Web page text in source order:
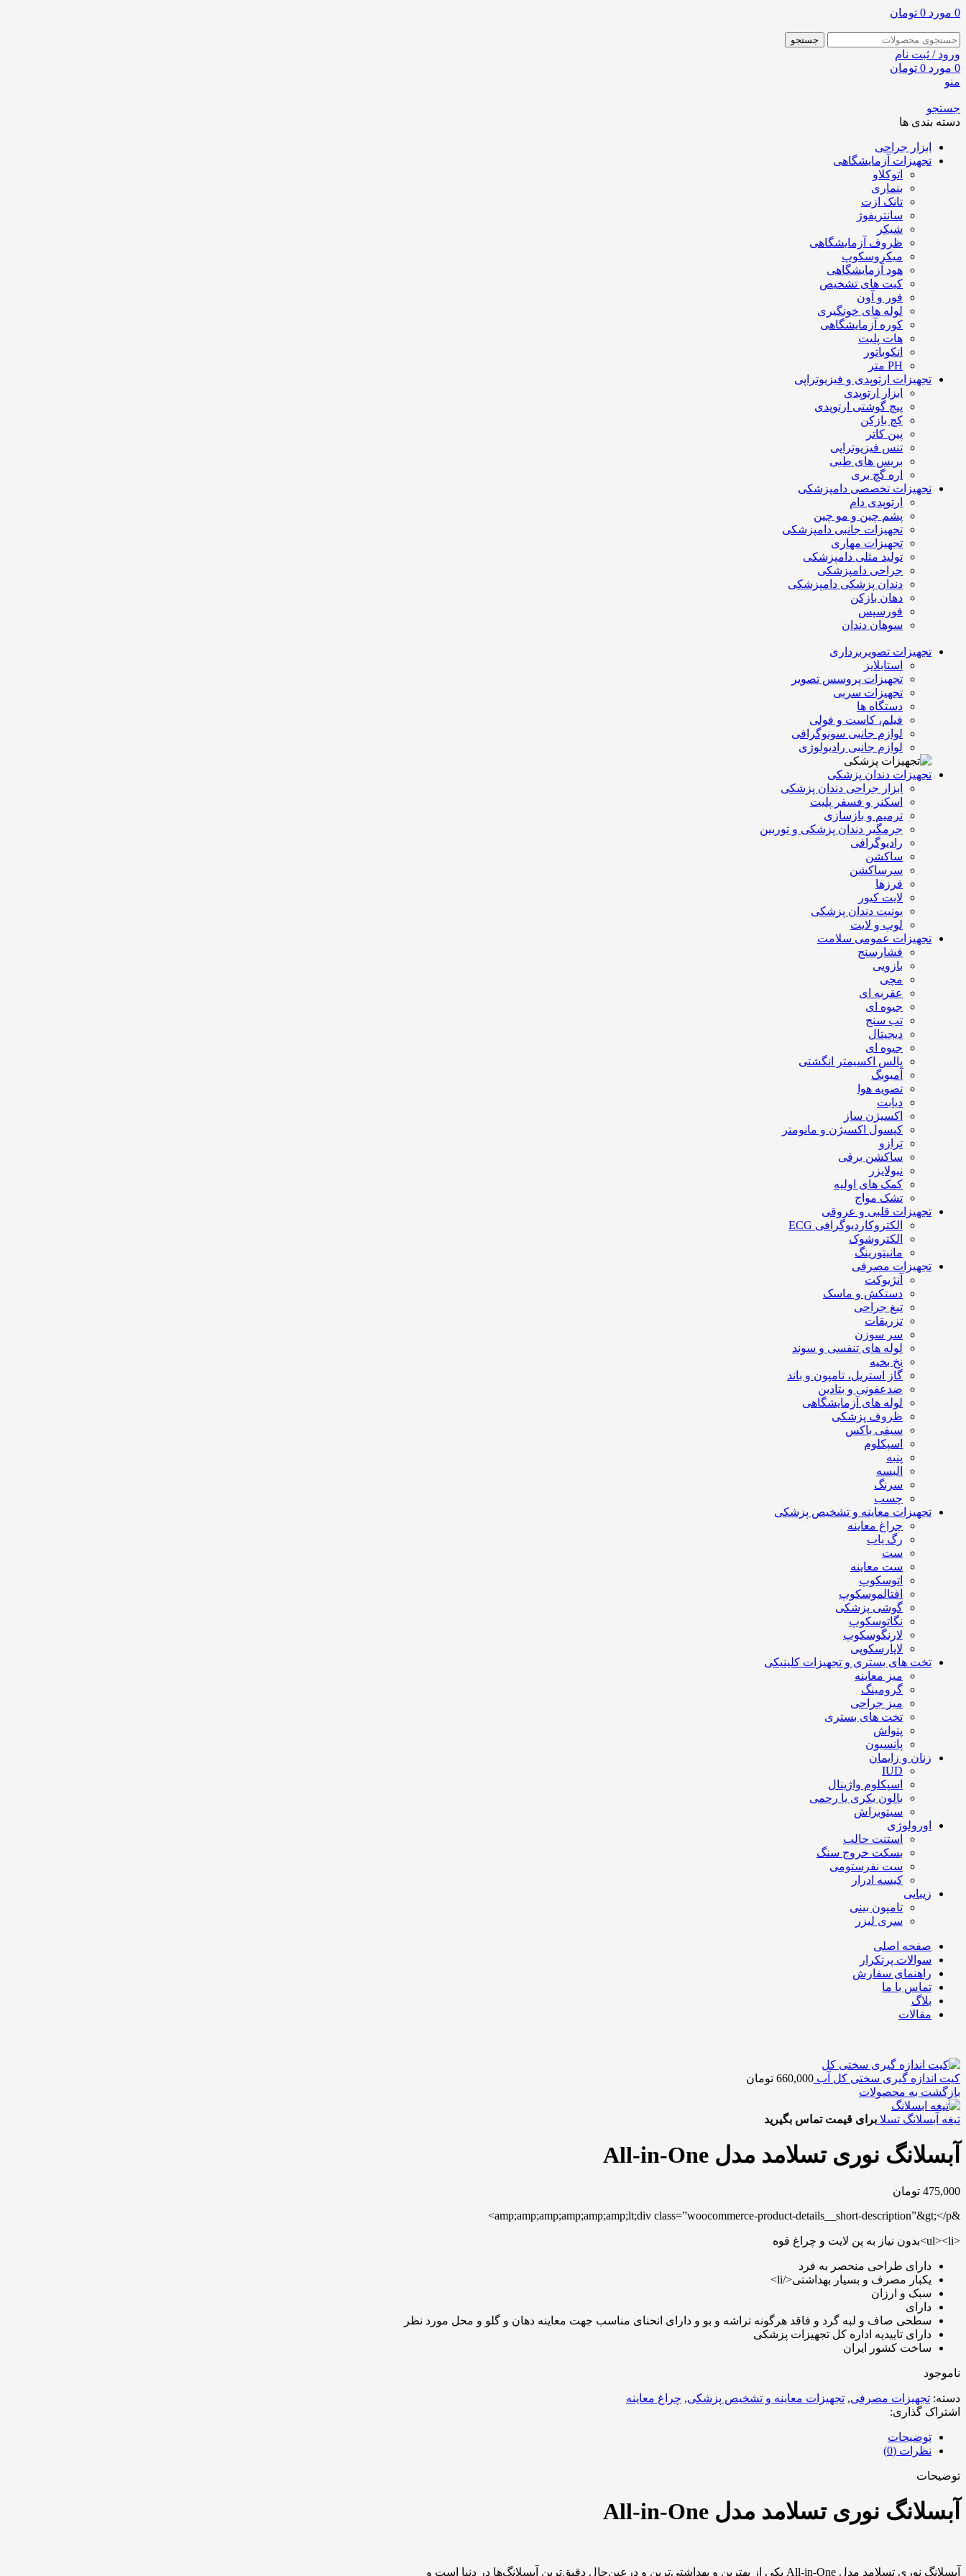
0 مورد 0 تومان
جستجو
ورود / ثبت نام
0 مورد 0 تومان
منو
جستجو
دسته بندی ها
ابزار جراحی
تجهیزات آزمایشگاهی
اتوکلاو
بنماری
تانک ازت
سانتریفوژ
شیکر
ظروف آزمایشگاهی
میکروسکوپ
هود آزمایشگاهی
کیت های تشخیص
فور و آون
لوله های خونگیری
کوره آزمایشگاهی
هات پلیت
انکوباتور
PH متر
تجهیزات ارتوپدی و فیزیوتراپی
ابزار ارتوپدی
پیچ گوشتی ارتوپدی
کچ بازکن
پین کاتر
تنس فیزیوتراپی
بریس های طبی
اره گچ بری
تجهیزات تخصصی دامپزشکی
ارتوپدی دام
پشم چین و مو چین
تجهیزات جانبی دامپزشکی
تجهیزات مهاری
تولید مثلی دامپزشکی
جراحی دامپزشکی
دندان پزشکی دامپزشکی
دهان بازکن
فورسپس
سوهان دندان
تجهیزات تصویربرداری
استابلایز
تجهیزات پروسس تصویر
تجهیزات سربی
دستگاه ها
فیلم، کاست و فولی
لوازم جانبی سونوگرافی
لوازم جانبی رادیولوژی
تجهیزات دندان پزشکی
ابزار جراحی دندان پزشکی
اسکنر و فسفر پلیت
ترمیم و بازسازی
جرمگیر دندان پزشکی و توربین
رادیوگرافی
ساکشن
سرساکشن
فرزها
لایت کیور
یونیت دندان پزشکی
لوپ و لایت
تجهیزات عمومی سلامت
فشارسنج
بازویی
مچی
عقربه ای
جیوه ای
تب سنج
دیجیتال
جیوه ای
پالس اکسیمتر انگشتی
آمبوبگ
تصویه هوا
دیابت
اکسیژن ساز
کپسول اکسیژن و مانومتر
ترازو
ساکشن برقی
نبولایزر
کمک های اولیه
تشک مواج
تجهیزات قلبی و عروقی
الکتروکاردیوگرافی ECG
الکتروشوک
مانیتورینگ
تجهیزات مصرفی
آنژیوکت
دستکش و ماسک
تیغ جراحی
تزریقات
سر سوزن
لوله های تنفسی و سوند
نخ بخیه
گاز استریل، تامپون و باند
ضدعفونی و بتادین
لوله های آزمایشگاهی
ظروف پزشکی
سیفی باکس
اسپکلوم
پنبه
البسه
سرنگ
چسب
تجهیزات معاینه و تشخیص پزشکی
چراغ معاینه
رگ یاب
ست
ست معاینه
اتوسکوپ
افتالموسکوپ
گوشی پزشکی
نگاتوسکوپ
لارنگوسکوپ
لاپارسکوپی
تخت های بستری و تجهیزات کلینیکی
میز معاینه
گرومینگ
میز جراحی
تخت های بستری
پتواش
پانسیون
زنان و زایمان
IUD
اسپکلوم واژینال
بالون بکری یا رحمی
سیتوبراش
اورولوژی
استنت حالب
بسکت خروج سنگ
ست نفرستومی
کیسه ادرار
زیبایی
تامپون بینی
سری لیزر
صفحه اصلی
سوالات پرتکرار
راهنمای سفارش
تماس با ما
بلاگ
مقالات
کیت اندازه گیری سختی کل آب 660,000 تومان
بازگشت به محصولات
تیغه آبسلانگ تسلا برای قیمت تماس بگیرید
آبسلانگ نوری تسلامد مدل All-in-One
475,000 تومان
&amp;amp;amp;amp;amp;amp;lt;div class=”woocommerce-product-details__short-description”&gt;</p>
<ul><li>بدون نیاز به پن لایت و چراغ قوه
دارای طراحی منحصر به فرد
یکبار مصرف و بسیار بهداشتی</li>
سبک و ارزان
دارای
سطحی صاف و لبه گرد و فاقد هرگونه تراشه و بو و دارای انحنای مناسب جهت معاینه دهان و گلو و محل مورد نظر
دارای تاییدیه اداره کل تجهیزات پزشکی
ساخت کشور ایران
ناموجود
دسته: تجهیزات مصرفی, تجهیزات معاینه و تشخیص پزشکی, چراغ معاینه
اشتراک گذاری:
توضیحات
نظرات (0)
توضیحات
آبسلانگ نوری تسلامد مدل All-in-One
آبسلانگ نوری تسلامد مدل All-in-One یکی از بهترین و بهداشتی‌ترین و در‌عین‌حال دقیق‌ترین آبسلانگ‌ها در دنیا است و